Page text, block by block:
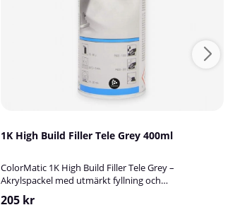
1K High Build Filler Tele Grey 400ml
ColorMatic 1K High Build Filler Tele Grey –
Akrylspackel med utmärkt fyllning och
täckningColorMatic 1K High Build Filler i färgen Tele
205 kr